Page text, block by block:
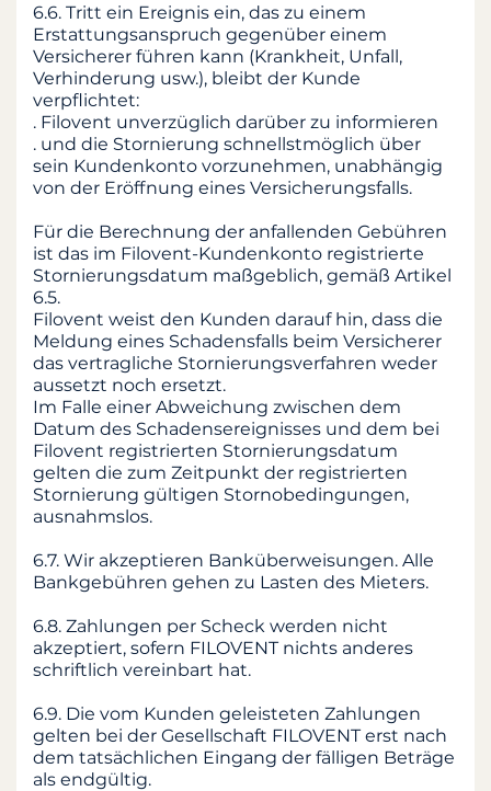
6.6. Tritt ein Ereignis ein, das zu einem
Erstattungsanspruch gegenüber einem
Versicherer führen kann (Krankheit, Unfall,
Verhinderung usw.), bleibt der Kunde
verpflichtet:
. Filovent unverzüglich darüber zu informieren
. und die Stornierung schnellstmöglich über
sein Kundenkonto vorzunehmen, unabhängig
von der Eröffnung eines Versicherungsfalls.
Für die Berechnung der anfallenden Gebühren
ist das im Filovent-Kundenkonto registrierte
Stornierungsdatum maßgeblich, gemäß Artikel
6.5.
Filovent weist den Kunden darauf hin, dass die
Meldung eines Schadensfalls beim Versicherer
das vertragliche Stornierungsverfahren weder
aussetzt noch ersetzt.
Im Falle einer Abweichung zwischen dem
Datum des Schadensereignisses und dem bei
Filovent registrierten Stornierungsdatum
gelten die zum Zeitpunkt der registrierten
Stornierung gültigen Stornobedingungen,
ausnahmslos.
6.7. Wir akzeptieren Banküberweisungen. Alle
Bankgebühren gehen zu Lasten des Mieters.
6.8. Zahlungen per Scheck werden nicht
akzeptiert, sofern FILOVENT nichts anderes
schriftlich vereinbart hat.
6.9. Die vom Kunden geleisteten Zahlungen
gelten bei der Gesellschaft FILOVENT erst nach
dem tatsächlichen Eingang der fälligen Beträge
als endgültig.